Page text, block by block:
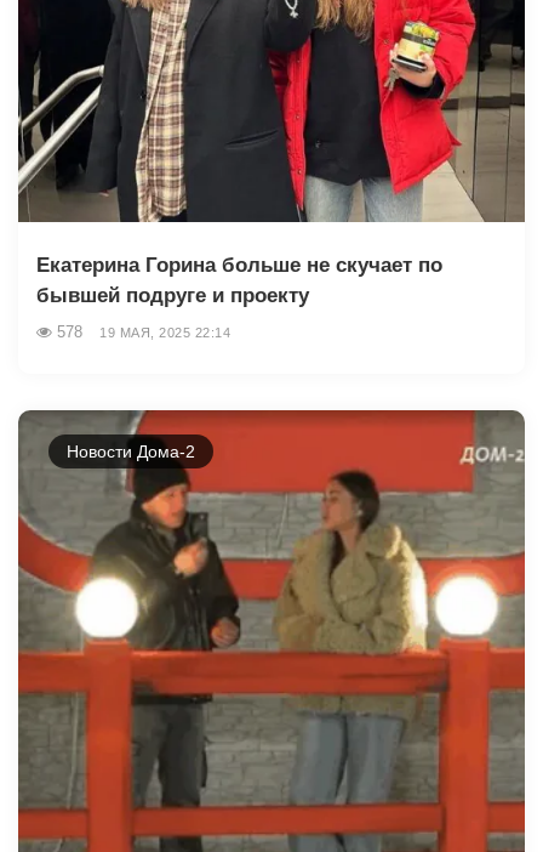
Екатерина Горина больше не скучает по
бывшей подруге и проекту
578 19 МАЯ, 2025 22:14
Новости Дома-2